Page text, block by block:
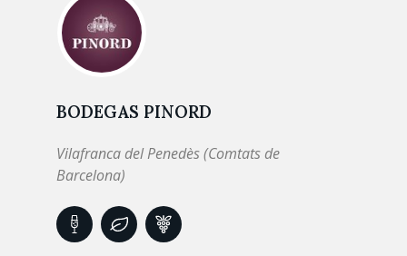
BODEGAS PINORD
Vilafranca del Penedès (Comtats de
Barcelona)